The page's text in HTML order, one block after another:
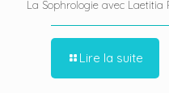
La Sophrologie avec Laetitia
Lire la suite